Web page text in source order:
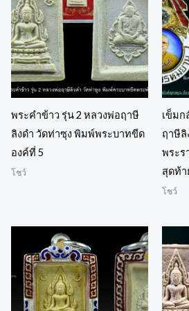
พระคำข้าว รุ่น 2 หลวงพ่อฤาษี
ลิงดำ วัดท่าซุง พิมพ์พระบาทขีด
องค์ที่ 5
โชว์
เข็มก
ฤาษีลิ
พระร
สุดท้า
โชว์